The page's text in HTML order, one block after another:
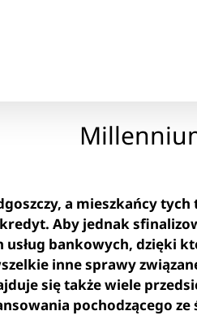
a mieszkańcy
Aby jednak
bankowych, dzięki
inne sprawy
się także wiele
pochodzącego